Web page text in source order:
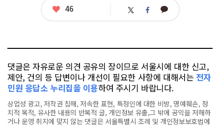
좋
46 트 페 카
댓글은 자유로운 의견 공유의 장이므로 서울시에 대한 신고,
제안, 건의 등 답변이나 개선이 필요한 사항에 대해서는 전자
민원 응답소 누리집을 이용하여 주시기 바랍니다.
상업성 광고, 저작권 침해, 저속한 표현, 특정인에 대한 비방, 명예훼손, 정
치적 목적, 유사한 내용의 반복적 글, 개인정보 유출,그 밖에 공익을 저해하
거나 운영 취지에 맞지 않는 댓글은 서울특별시 조례 및 개인정보보호법에